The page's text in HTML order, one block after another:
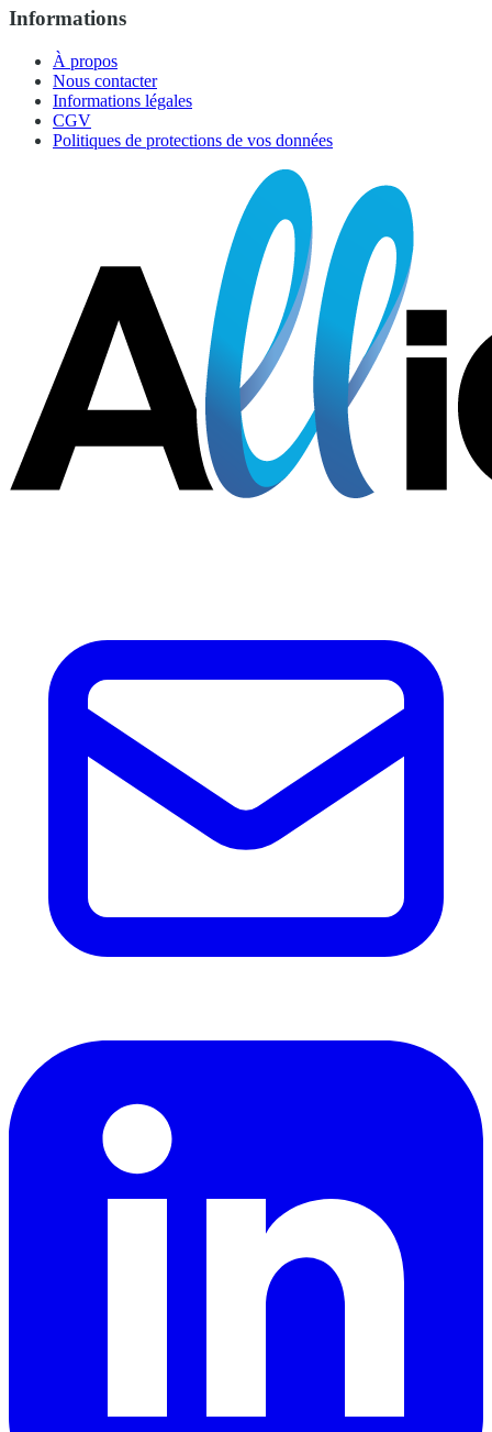
Informations
À propos
Nous contacter
Informations légales
CGV
Politiques de protections de vos données